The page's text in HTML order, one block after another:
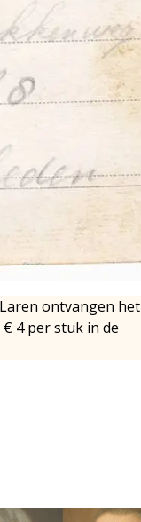
ontvangen het
4 per stuk in de